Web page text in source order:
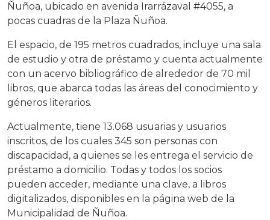
Ñuñoa, ubicado en avenida Irarrázaval #4055, a
pocas cuadras de la Plaza Ñuñoa.
El espacio, de 195 metros cuadrados, incluye una sala
de estudio y otra de préstamo y cuenta actualmente
con un acervo bibliográfico de alrededor de 70 mil
libros, que abarca todas las áreas del conocimiento y
géneros literarios.
Actualmente, tiene 13.068 usuarias y usuarios
inscritos, de los cuales 345 son personas con
discapacidad, a quienes se les entrega el servicio de
préstamo a domicilio. Todas y todos los socios
pueden acceder, mediante una clave, a libros
digitalizados, disponibles en la página web de la
Municipalidad de Ñuñoa.